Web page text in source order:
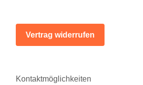
Vertrag widerrufen
Kontaktmöglichkeiten